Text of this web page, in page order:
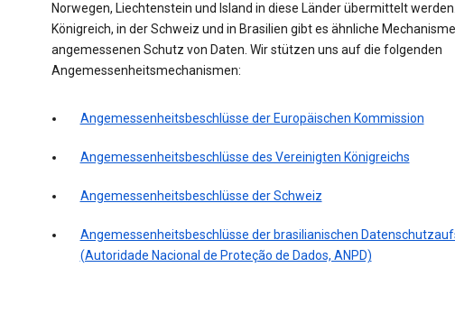
Norwegen, Liechtenstein und Island in diese Länder übermittelt
Königreich, in der Schweiz und in Brasilien gibt es ähnliche
angemessenen Schutz von Daten. Wir stützen uns auf die folgenden
Angemessenheitsmechanismen:
Angemessenheitsbeschlüsse der Europäischen Kommission
Angemessenheitsbeschlüsse des Vereinigten Königreichs
Angemessenheitsbeschlüsse der Schweiz
Angemessenheitsbeschlüsse der brasilianischen
(Autoridade Nacional de Proteção de Dados, ANPD)